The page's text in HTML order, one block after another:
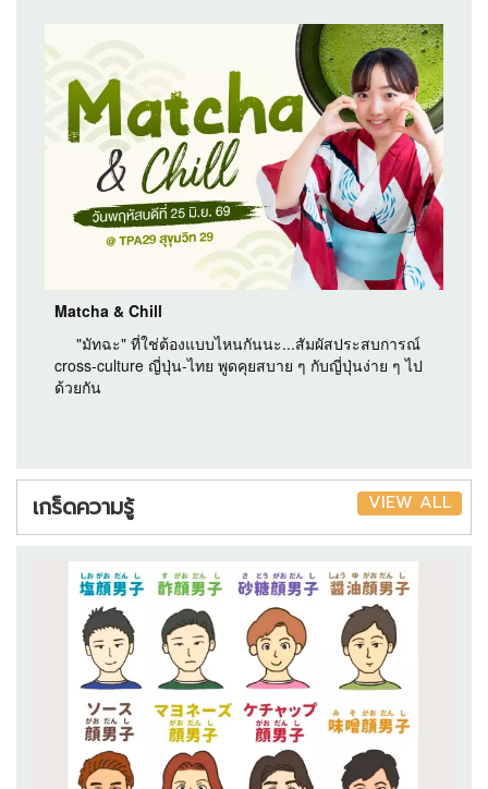
Matcha & Chill
"มัทฉะ" ที่ใช่ต้องแบบไหนกันนะ...สัมผัสประสบการณ์
cross-culture ญี่ปุ่น-ไทย พูดคุยสบาย ๆ กับญี่ปุ่นง่าย ๆ ไป
ด้วยกัน
เกร็ดความรู้ VIEW ALL